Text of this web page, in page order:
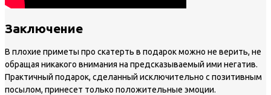
Заключение
В плохие приметы про скатерть в подарок можно не верить, не
обращая никакого внимания на предсказываемый ими негатив.
Практичный подарок, сделанный исключительно с позитивным
посылом, принесет только положительные эмоции.